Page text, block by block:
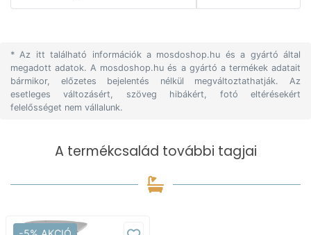
* Az itt található információk a mosdoshop.hu és a gyártó által
megadott adatok. A mosdoshop.hu és a gyártó a termékek adatait
bármikor, előzetes bejelentés nélkül megváltoztathatják. Az
esetleges változásért, szöveg hibákért, fotó eltérésekért
felelősséget nem vállalunk.
A termékcsalád további tagjai